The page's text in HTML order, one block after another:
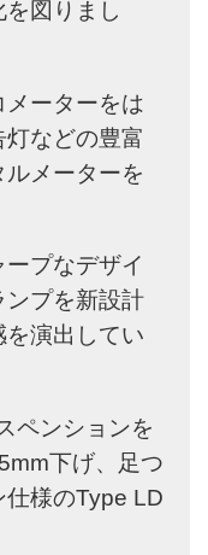
図りまし
メーターをは
などの豊富
メーターを
プなデザイ
ンプを新設計
演出してい
ペンションを
下げ、足つ
仕様のType LD